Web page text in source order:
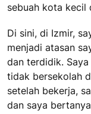
sebuah kota kecil
Di sini, di Izmir,
menjadi atasan
dan terdidik.
tidak bersekolah
setelah bekerja,
dan saya